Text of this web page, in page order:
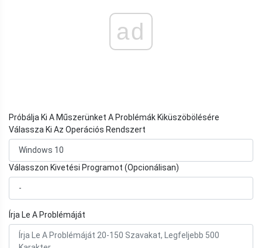
ad
Próbálja Ki A Műszerünket A Problémák Kiküszöbölésére
Válassza Ki Az Operációs Rendszert
Válasszon Kivetési Programot (Opcionálisan)
Írja Le A Problémáját